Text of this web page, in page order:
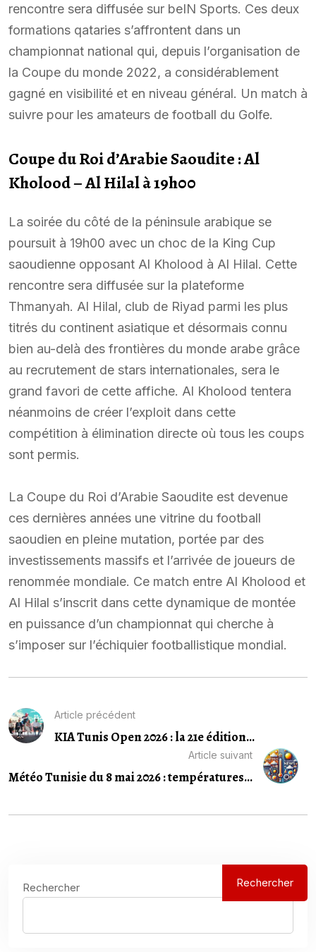
rencontre sera diffusée sur beIN Sports. Ces deux
formations qataries s’affrontent dans un
championnat national qui, depuis l’organisation de
la Coupe du monde 2022, a considérablement
gagné en visibilité et en niveau général. Un match à
suivre pour les amateurs de football du Golfe.
Coupe du Roi d’Arabie Saoudite : Al
Kholood – Al Hilal à 19h00
La soirée du côté de la péninsule arabique se
poursuit à 19h00 avec un choc de la King Cup
saoudienne opposant Al Kholood à Al Hilal. Cette
rencontre sera diffusée sur la plateforme
Thmanyah. Al Hilal, club de Riyad parmi les plus
titrés du continent asiatique et désormais connu
bien au-delà des frontières du monde arabe grâce
au recrutement de stars internationales, sera le
grand favori de cette affiche. Al Kholood tentera
néanmoins de créer l’exploit dans cette
compétition à élimination directe où tous les coups
sont permis.
La Coupe du Roi d’Arabie Saoudite est devenue
ces dernières années une vitrine du football
saoudien en pleine mutation, portée par des
investissements massifs et l’arrivée de joueurs de
renommée mondiale. Ce match entre Al Kholood et
Al Hilal s’inscrit dans cette dynamique de montée
en puissance d’un championnat qui cherche à
s’imposer sur l’échiquier footballistique mondial.
Article précédent
KIA Tunis Open 2026 : la 21e édition...
Article suivant
Météo Tunisie du 8 mai 2026 : températures...
Rechercher Rechercher